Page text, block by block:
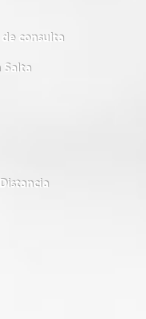
de consulta
Salta